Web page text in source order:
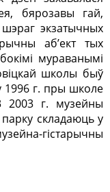
бярозавы гай,
экзатычных
аб’ект тых
мураванымі
школы быў
1996 г. пры школе
2003 г. музейны
складаюць у
гістарычны